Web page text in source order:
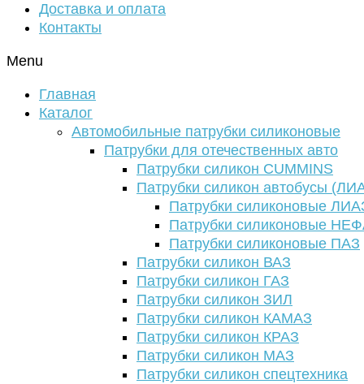
Доставка и оплата
Контакты
Menu
Главная
Каталог
Автомобильные патрубки силиконовые
Патрубки для отечественных авто
Патрубки силикон CUMMINS
Патрубки силикон автобусы
Патрубки силиконовые
Патрубки силиконовые
Патрубки силиконовые ПАЗ
Патрубки силикон ВАЗ
Патрубки силикон ГАЗ
Патрубки силикон ЗИЛ
Патрубки силикон КАМАЗ
Патрубки силикон КРАЗ
Патрубки силикон МАЗ
Патрубки силикон спецтехника